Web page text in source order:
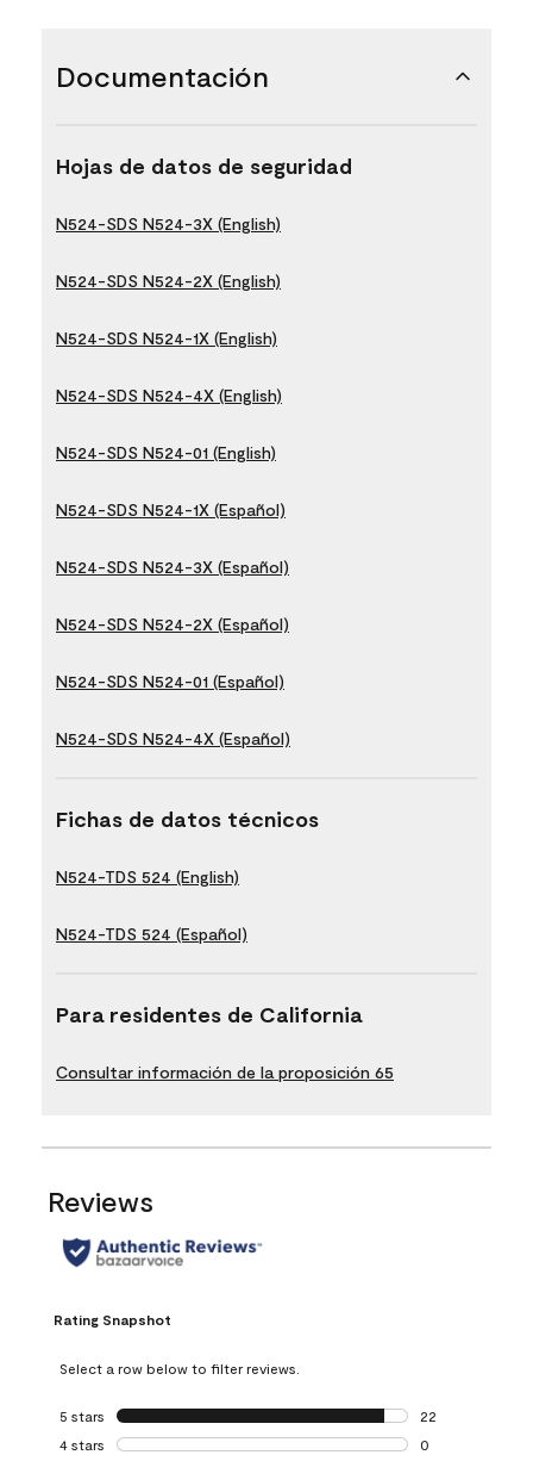
Documentación
Hojas de datos de seguridad
N524-SDS N524-3X (English)
N524-SDS N524-2X (English)
N524-SDS N524-1X (English)
N524-SDS N524-4X (English)
N524-SDS N524-01 (English)
N524-SDS N524-1X (Español)
N524-SDS N524-3X (Español)
N524-SDS N524-2X (Español)
N524-SDS N524-01 (Español)
N524-SDS N524-4X (Español)
Fichas de datos técnicos
N524-TDS 524 (English)
N524-TDS 524 (Español)
Para residentes de California
Consultar información de la proposición 65
Reviews
Rating Snapshot
Select a row below to filter reviews.
5 stars stars
22
22 reviews with
4 stars stars
0